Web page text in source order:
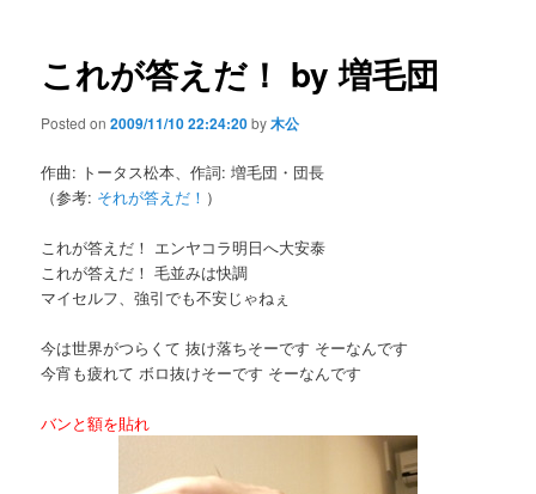
ー
ョ
これが答えだ！ by 増毛団
Posted on2009/11/10 22:24:20by木公
作曲: トータス松本、作詞: 増毛団・団長
（参考: それが答えだ！ ）
これが答えだ！ エンヤコラ明日へ大安泰
これが答えだ！ 毛並みは快調
マイセルフ、強引でも不安じゃねぇ
今は世界がつらくて 抜け落ちそーです そーなんです
今宵も疲れて ボロ抜けそーです そーなんです
バンと額を貼れ